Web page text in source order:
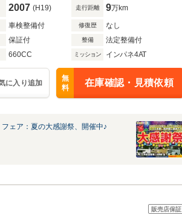
2007 (H19) 走行距離 9万km
車検整備付 修復歴 なし
保証付 整備 法定整備付
660CC ミッション インパネ4AT
に入り追加
無
料
在庫確認・見積依頼
フェア：夏の大感謝祭、開催中♪
販売店保証